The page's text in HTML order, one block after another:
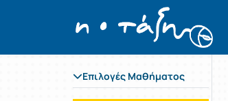
Επιλογές Μαθήματος